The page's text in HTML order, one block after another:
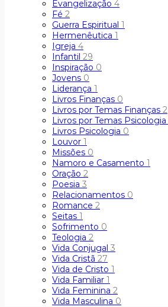
Evangelização 4
Fé 2
Guerra Espiritual 1
Hermenêutica 1
Igreja 4
Infantil 29
Inspiração 0
Jovens 0
Liderança 1
Livros Finanças 0
Livros por Temas Finanças 2
Livros por Temas Psicologia
Livros Psicologia 0
Louvor 1
Missões 0
Namoro e Casamento 1
Oração 2
Poesia 3
Relacionamentos 0
Romance 2
Seitas 1
Sofrimento 0
Teologia 2
Vida Conjugal 3
Vida Cristã 27
Vida de Cristo 1
Vida Familiar 1
Vida Feminina 2
Vida Masculina 0